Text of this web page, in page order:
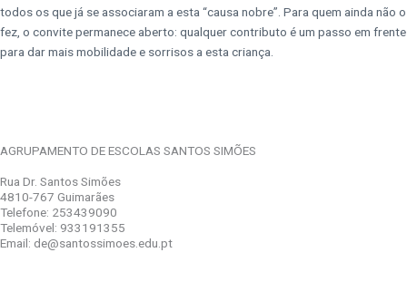
todos os que já se associaram a esta “causa nobre”. Para quem ainda não o
fez, o convite permanece aberto: qualquer contributo é um passo em frente
para dar mais mobilidade e sorrisos a esta criança.
AGRUPAMENTO DE ESCOLAS SANTOS SIMÕES
Rua Dr. Santos Simões
4810-767 Guimarães
Telefone: 253439090
Telemóvel: 933191355
Email: de@santossimoes.edu.pt